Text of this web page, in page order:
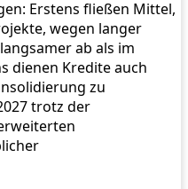
Erstens fließen Mittel,
wegen langer
ab als im
dienen Kredite auch
zu
trotz der